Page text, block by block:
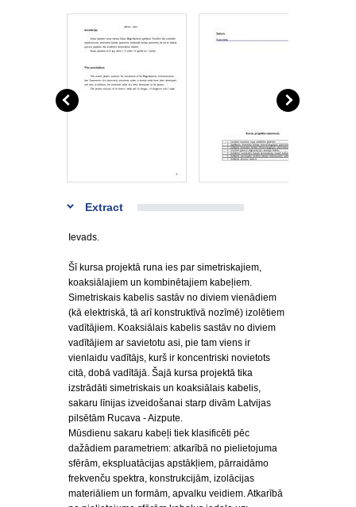
Extract
Ievads.
Šī kursa projektā runa ies par simetriskajiem,
koaksiālajiem un kombinētajiem kabeļiem.
Simetriskais kabelis sastāv no diviem vienādiem
(kā elektriskā, tā arī konstruktīvā nozīmē) izolētiem
vadītājiem. Koaksiālais kabelis sastāv no diviem
vadītājiem ar savietotu asi, pie tam viens ir
vienlaidu vadītājs, kurš ir koncentriski novietots
citā, dobā vadītājā. Šajā kursa projektā tika
izstrādāti simetriskais un koaksiālais kabelis,
sakaru līnijas izveidošanai starp divām Latvijas
pilsētām Rucava - Aizpute.
Mūsdienu sakaru kabeļi tiek klasificēti pēc
dažādiem parametriem: atkarībā no pielietojuma
sfērām, ekspluatācijas apstākļiem, pārraidāmo
frekvenču spektra, konstrukcijām, izolācijas
materiāliem un formām, apvalku veidiem. Atkarībā